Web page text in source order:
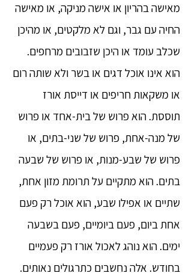
מאישה בהריון או אישה מניקה, או מאישה
החיה עם גבר, וגם לא מלקטים, או מהיכן
שכלב עומד או היכן שזבובים מרחפים.
הוא אינו אוכל דגים או בשר ולא שותה רום
או משקאות חריפים או דייסת אורז
תוססת. הוא פרוש של בית-אחד או פרוש
של מנה-אחת, פרוש של שני-בתים, או
פרוש של שבע-מנות, או פרוש של שבעה
בתים. הוא מתקיים על תרומת מזון אחת,
שתיים או אפילו שבע, הוא אוכל רק פעם
אחת ביום, פעם ביומיים, פעם בשבעה
ימים. הוא נוהג לאכול אורז רק פעמיים
בחודש. אלה נחשבים כתרגולים נאותים.